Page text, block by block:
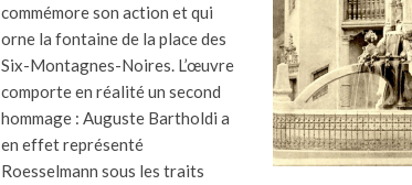
commémore son action et qui
orne la fontaine de la place des
Six-Montagnes-Noires. L’œuvre
comporte en réalité un second
hommage : Auguste Bartholdi a
en effet représenté
Roesselmann sous les traits